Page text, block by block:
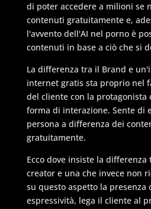
di poter accedere a milioni se
contenuti gratuitamente e,
l'avvento dell'AI nel porno è
contenuti in base a ciò che si
La differenza tra il Brand e
internet gratis sta proprio nel
del cliente con la protagonista
forma di interazione. Sente di
persona a differenza dei
gratuitamente.
Ecco dove insiste la
creator e una che invece non
su questo aspetto la presenza
espressività, lega il cliente al